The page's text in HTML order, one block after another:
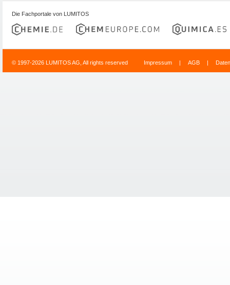
Die Fachportale von LUMITOS
© 1997-2026 LUMITOS AG, All rights reserved Impressum | AGB |